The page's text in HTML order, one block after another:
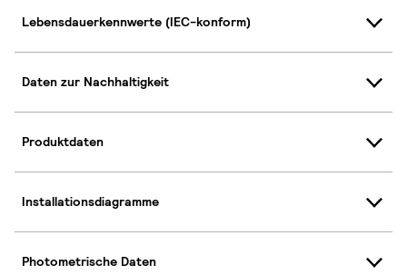
Lebensdauerkennwerte (IEC-konform)
Daten zur Nachhaltigkeit
Produktdaten
Installationsdiagramme
Photometrische Daten